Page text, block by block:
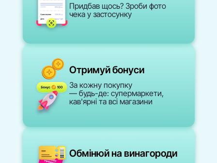
Придбав щось? Зроби фото
чека у застосунку
Отримуй бонуси
За кожну покупку
— будь-де: супермаркети,
кав'ярні та всі магазини
Обмінюй на винагороди